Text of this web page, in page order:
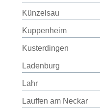
Künzelsau
Kuppenheim
Kusterdingen
Ladenburg
Lahr
Lauffen am Neckar